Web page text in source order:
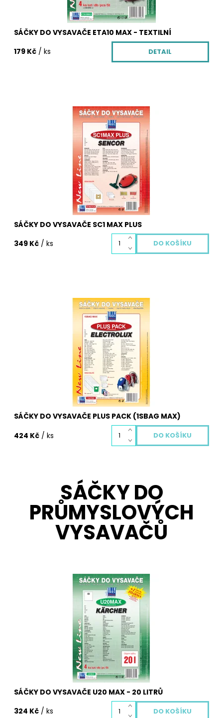
SÁČKY DO VYSAVAČE ETA10 MAX - TEXTILNÍ
179 Kč / ks DETAIL
Sáčky do vysavače z netkané textilie SC1 MAX. Balení
obsahuje 10 ks textilních sáčků SC1 MAX, 2x 5 vůni do
vysavače zdarma, která krásně provoní Váš byt, 2x
mikrofiltr a 2x motorový filtr pro Váš vysavač.
Skladem
3094
SÁČKY DO VYSAVAČE SC1 MAX PLUS
349 Kč / ks
Sáčky do vysavače z netkané textilie 1SBAG MAX. Balení
obsahuje 10 ks textilních sáčků 1SBAG MAX, 3x vůni do
vysavače zdarma, která krásně provoní Váš byt, 2x
mikrofiltr a 2x motorový filtr pro Váš vysavač
Skladem
3076
SÁČKY DO VYSAVAČE PLUS PACK (1SBAG MAX)
424 Kč / ks
SÁČKY DO
PRŮMYSLOVÝCH
VYSAVAČŮ
Sáčky do vysavače z netkané textilie U20 MAX s
obsahem sáčků 20 litrů. Balení obsahuje 4 ks textilních
sáčků U20 MAX, vůni do vysavače zdarma, která krásně
Skladem
3079
SÁČKY DO VYSAVAČE U20 MAX - 20 LITRŮ
324 Kč / ks